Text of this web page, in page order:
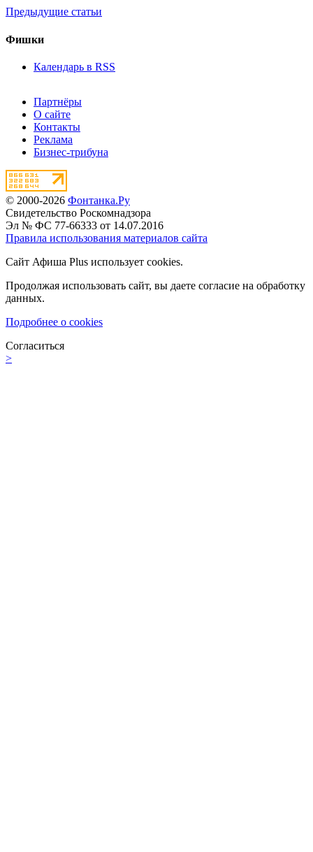
Предыдущие статьи
Фишки
Календарь в RSS
Партнёры
О сайте
Контакты
Реклама
Бизнес-трибуна
© 2000-2026 Фонтанка.Ру
Свидетельство Роскомнадзора
Эл № ФС 77-66333 от 14.07.2016
Правила использования материалов сайта
Сайт Афиша Plus использует cookies.
Продолжая использовать сайт, вы даете согласие на обработку
данных.
Подробнее о cookies
Согласиться
>